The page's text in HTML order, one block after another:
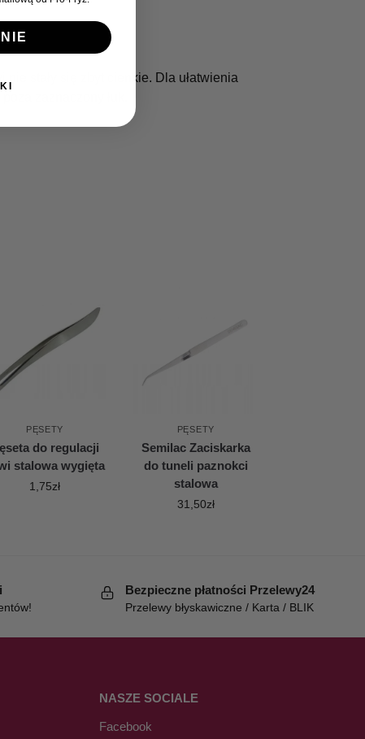
stały się zbyt cienkie. Dla ułatwienia
zaznaczony łuk.
PĘSETY
do regulacji
stalowa wygięta
1,75zł
PĘSETY
Semilac Zaciskarka
do tuneli paznokci
stalowa
31,50zł
Bezpieczne płatności Przelewy24
Przelewy błyskawiczne / Karta / BLIK
NASZE SOCIALE
Facebook